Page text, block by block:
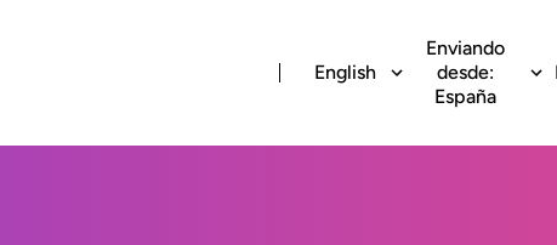
English
Enviando
desde:
España